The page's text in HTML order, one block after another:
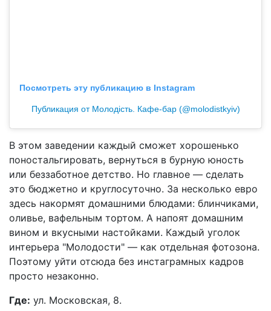
Посмотреть эту публикацию в Instagram
Публикация от Молодість. Кафе-бар (@molodistkyiv)
В этом заведении каждый сможет хорошенько
поностальгировать, вернуться в бурную юность
или беззаботное детство. Но главное — сделать
это бюджетно и круглосуточно. За несколько евро
здесь накормят домашними блюдами: блинчиками,
оливье, вафельным тортом. А напоят домашним
вином и вкусными настойками. Каждый уголок
интерьера "Молодости" — как отдельная фотозона.
Поэтому уйти отсюда без инстаграмных кадров
просто незаконно.
Где: ул. Московская, 8.